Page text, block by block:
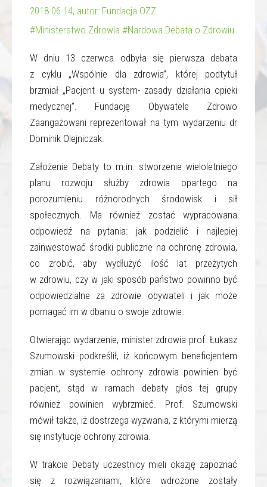
2018-06-14, autor: Fundacja OZZ
#Ministerstwo Zdrowia #Nardowa Debata o Zdrowiu
W dniu 13 czerwca odbyła się pierwsza debata
z cyklu „Wspólnie dla zdrowia”, której podtytuł
brzmiał „Pacjent u system- zasady działania opieki
medycznej”. Fundację Obywatele Zdrowo
Zaangażowani reprezentował na tym wydarzeniu dr
Dominik Olejniczak.
Założenie Debaty to m.in. stworzenie wieloletniego
planu rozwoju służby zdrowia opartego na
porozumieniu różnorodnych środowisk i sił
społecznych. Ma również zostać wypracowana
odpowiedź na pytania: jak podzielić i najlepiej
zainwestować środki publiczne na ochronę zdrowia,
co zrobić, aby wydłużyć ilość lat przeżytych
w zdrowiu, czy w jaki sposób państwo powinno być
odpowiedzialne za zdrowie obywateli i jak może
pomagać im w dbaniu o swoje zdrowie.
Otwierając wydarzenie, minister zdrowia prof. Łukasz
Szumowski podkreślił, iż końcowym beneficjentem
zmian w systemie ochrony zdrowia powinien być
pacjent, stąd w ramach debaty głos tej grupy
również powinien wybrzmieć. Prof. Szumowski
mówił także, iż dostrzega wyzwania, z którymi mierzą
się instytucje ochrony zdrowia.
W trakcie Debaty uczestnicy mieli okazję zapoznać
się z rozwiązaniami, które wdrożone zostały